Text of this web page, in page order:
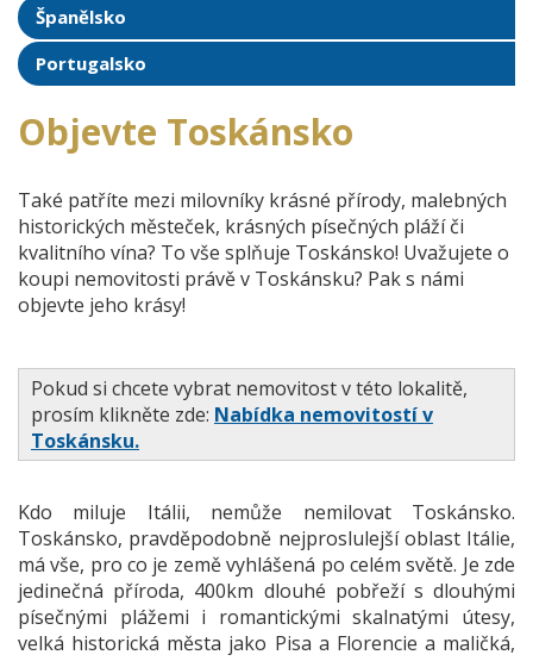
Španělsko
Portugalsko
Objevte Toskánsko
Také patříte mezi milovníky krásné přírody, malebných
historických městeček, krásných písečných pláží či
kvalitního vína? To vše splňuje Toskánsko! Uvažujete o
koupi nemovitosti právě v Toskánsku? Pak s námi
objevte jeho krásy!
Pokud si chcete vybrat nemovitost v této lokalitě,
prosím klikněte zde: Nabídka nemovitostí v
Toskánsku.
Kdo miluje Itálii, nemůže nemilovat Toskánsko.
Toskánsko, pravděpodobně nejproslulejší oblast Itálie,
má vše, pro co je země vyhlášená po celém světě. Je zde
jedinečná příroda, 400km dlouhé pobřeží s dlouhými
písečnými plážemi i romantickými skalnatými útesy,
velká historická města jako Pisa a Florencie a maličká,